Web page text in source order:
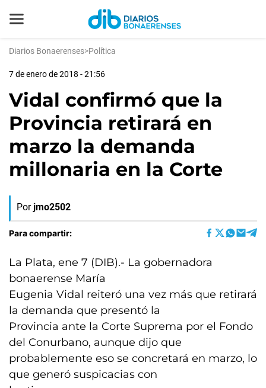
Diarios Bonaerenses>Política
7 de enero de 2018 - 21:56
Vidal confirmó que la
Provincia retirará en
marzo la demanda
millonaria en la Corte
Por jmo2502
Para compartir:
La Plata, ene 7 (DIB).- La gobernadora
bonaerense María
Eugenia Vidal reiteró una vez más que retirará
la demanda que presentó la
Provincia ante la Corte Suprema por el Fondo
del Conurbano, aunque dijo que
probablemente eso se concretará en marzo, lo
que generó suspicacias con